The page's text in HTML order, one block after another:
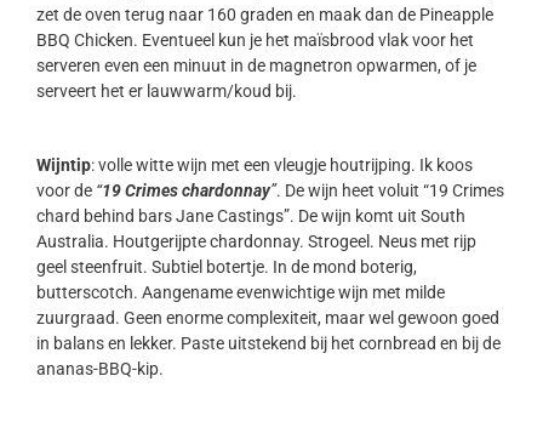
zet de oven terug naar 160 graden en maak dan de Pineapple
BBQ Chicken. Eventueel kun je het maïsbrood vlak voor het
serveren even een minuut in de magnetron opwarmen, of je
serveert het er lauwwarm/koud bij.
Wijntip: volle witte wijn met een vleugje houtrijping. Ik koos
voor de“19 Crimes chardonnay”. De wijn heet voluit “19 Crimes
chard behind bars Jane Castings”. De wijn komt uit South
Australia. Houtgerijpte chardonnay. Strogeel. Neus met rijp
geel steenfruit. Subtiel botertje. In de mond boterig,
butterscotch. Aangename evenwichtige wijn met milde
zuurgraad. Geen enorme complexiteit, maar wel gewoon goed
in balans en lekker. Paste uitstekend bij het cornbread en bij de
ananas-BBQ-kip.